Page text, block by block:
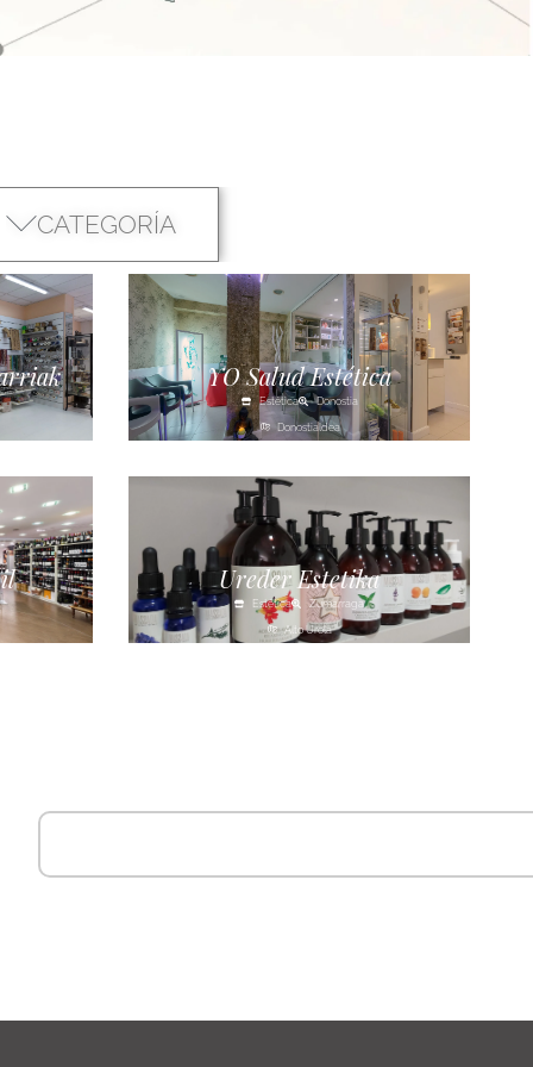
CATEGORÍA
YO Salud Estética
Estética Donostia
Donostialdea
Ureder Estetika
Estética Zumarraga
Alto Urola